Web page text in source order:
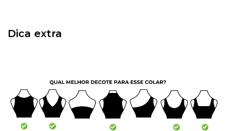
Dica extra